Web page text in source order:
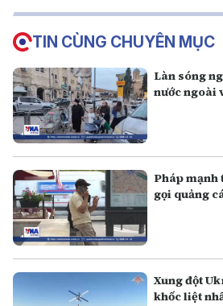
TIN CÙNG CHUYÊN MỤC
Làn sóng
nước ngoài
Pháp mạnh
gọi quảng
Xung đột
khốc liệt